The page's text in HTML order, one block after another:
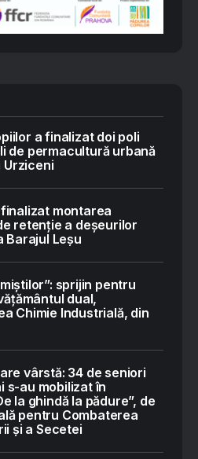
a finalizat doi poli
de permacultură urbană
Urziceni
finalizat montarea
retenție a deșeurilor
Barajul Leșu
sprijin pentru
dual,
Chimie Industrială, din
vârstă: 34 de seniori
s-au mobilizat în
la ghindă la pădure”, de
pentru Combaterea
și a Secetei